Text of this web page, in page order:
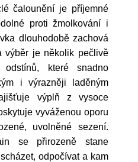
čalounění je příjemné
proti žmolkování i
dlouhodobě zachová
výběr je několik pečlivě
odstínů, které snadno
i výrazněji laděným
výplň z vysoce
vyváženou oporu
uvolněné sezení.
se přirozeně stane
odpočívat a kam